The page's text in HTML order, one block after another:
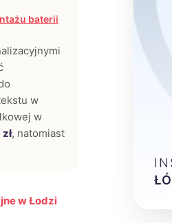
baterii
w
w
, natomiast
w Łodzi